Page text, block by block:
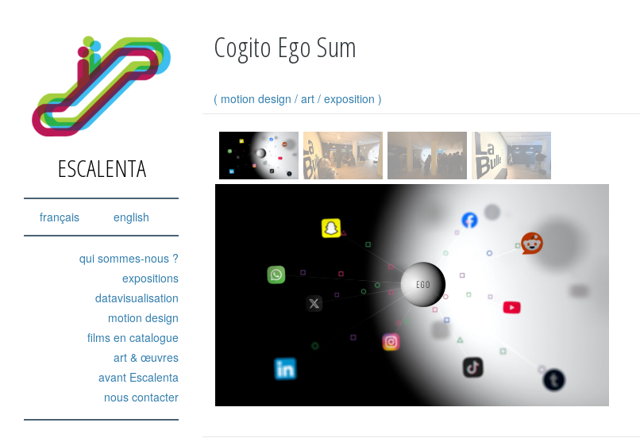
ESCALENTA
français english
qui sommes-nous ?
expositions
datavisualisation
motion design
films en catalogue
art & œuvres
avant Escalenta
nous contacter
Cogito Ego Sum
( motion design / art / exposition )